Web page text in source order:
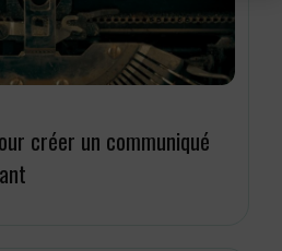
créer un communiqué